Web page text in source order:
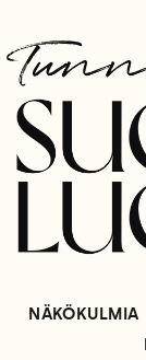
NÄKÖKULMIA